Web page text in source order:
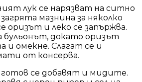
лук се нарязват на ситно
мазнина за няколко
оризът и леко се запържва.
бульонът, докато оризът
и омекне. Слагат се и
от консерва.
се добавят и мидите.